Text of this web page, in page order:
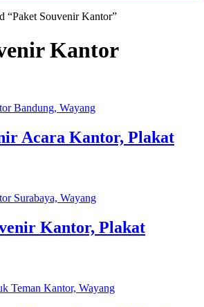
“Paket Souvenir Kantor”
Kantor
Acara Kantor, Plakat
Kantor, Plakat